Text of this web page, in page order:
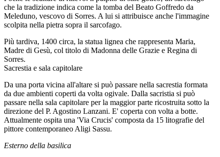
che la tradizione indica come la tomba del Beato Goffredo da
Meleduno, vescovo di Sorres. A lui si attribuisce anche l'immagine
scolpita nella pietra sopra il sarcofago.
Più tardiva, 1400 circa, la statua lignea che rappresenta Maria,
Madre di Gesù, col titolo di Madonna delle Grazie e Regina di
Sorres.
Sacrestia e sala capitolare
Da una porta vicina all'altare si può passare nella sacrestia formata
da due ambienti coperti da volta ogivale. Dalla sacristia si può
passare nella sala capitolare per la maggior parte ricostruita sotto la
direzione del P. Agostino Lanzani. E' coperta con volta a botte.
Attualmente ospita una 'Via Crucis' composta da 15 litografie del
pittore contemporaneo Aligi Sassu.
Esterno della basilica